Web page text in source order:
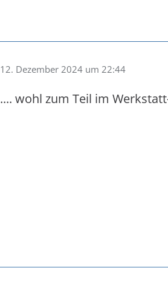
12. Dezember 2024 um 22:44
.... wohl zum Teil im